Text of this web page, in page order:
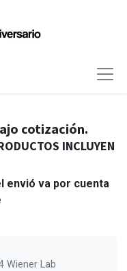
cotización.
INCLUYEN
envió va por cuenta
Wiener Lab